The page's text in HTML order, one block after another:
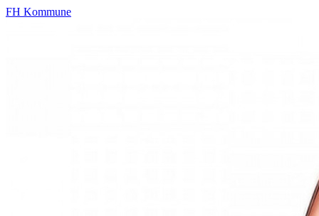
FH Kommune